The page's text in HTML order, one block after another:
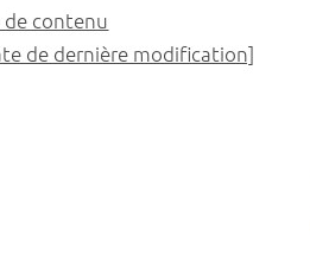
de contenu
de dernière modification]